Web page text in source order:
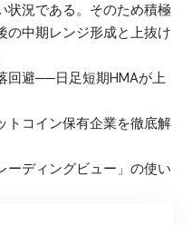
状況である。そのため積極
の中期レンジ形成と上抜け
回避──日足短期HMAが上
トコイン保有企業を徹底解
ーディングビュー」の使い